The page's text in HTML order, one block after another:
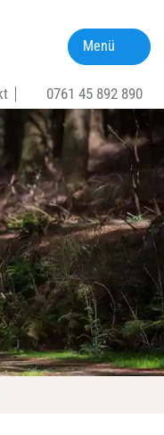
0761 45 892 890
Menü